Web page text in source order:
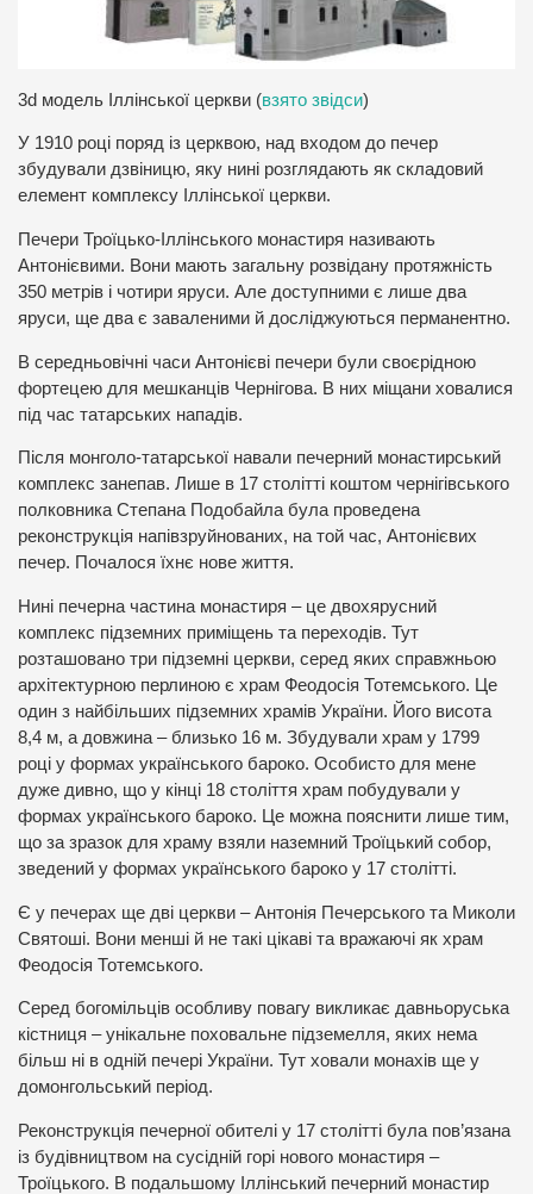
3d модель Іллінської церкви (взято звідси)
У 1910 році поряд із церквою, над входом до печер
збудували дзвіницю, яку нині розглядають як складовий
елемент комплексу Іллінської церкви.
Печери Троїцько-Іллінського монастиря називають
Антонієвими. Вони мають загальну розвідану протяжність
350 метрів і чотири яруси. Але доступними є лише два
яруси, ще два є заваленими й досліджуються перманентно.
В середньовічні часи Антонієві печери були своєрідною
фортецею для мешканців Чернігова. В них міщани ховалися
під час татарських нападів.
Після монголо-татарської навали печерний монастирський
комплекс занепав. Лише в 17 столітті коштом чернігівського
полковника Степана Подобайла була проведена
реконструкція напівзруйнованих, на той час, Антонієвих
печер. Почалося їхнє нове життя.
Нині печерна частина монастиря – це двохярусний
комплекс підземних приміщень та переходів. Тут
розташовано три підземні церкви, серед яких справжньою
архітектурною перлиною є храм Феодосія Тотемського. Це
один з найбільших підземних храмів України. Його висота
8,4 м, а довжина – близько 16 м. Збудували храм у 1799
році у формах українського бароко. Особисто для мене
дуже дивно, що у кінці 18 століття храм побудували у
формах українського бароко. Це можна пояснити лише тим,
що за зразок для храму взяли наземний Троїцький собор,
зведений у формах українського бароко у 17 столітті.
Є у печерах ще дві церкви – Антонія Печерського та Миколи
Святоші. Вони менші й не такі цікаві та вражаючі як храм
Феодосія Тотемського.
Серед богомільців особливу повагу викликає давньоруська
кістниця – унікальне поховальне підземелля, яких нема
більш ні в одній печері України. Тут ховали монахів ще у
домонгольський період.
Реконструкція печерної обителі у 17 столітті була пов’язана
із будівництвом на сусідній горі нового монастиря –
Троїцького. В подальшому Іллінський печерний монастир